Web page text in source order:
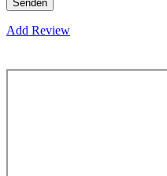
Add Review